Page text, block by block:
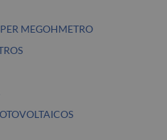
MEGOHMETRO